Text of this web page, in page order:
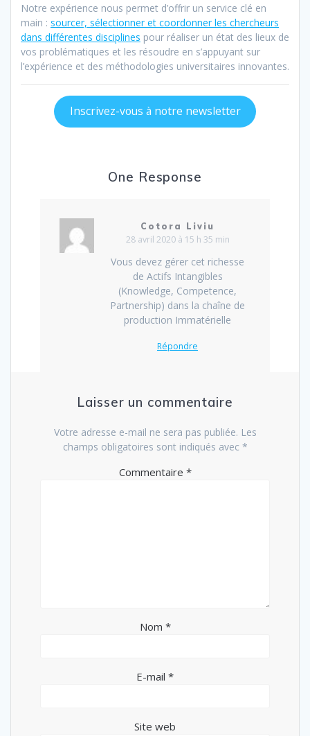
Notre expérience nous permet d’offrir un service clé en
main : sourcer, sélectionner et coordonner les chercheurs
dans différentes disciplines pour réaliser un état des lieux de
vos problématiques et les résoudre en s’appuyant sur
l’expérience et des méthodologies universitaires innovantes.
Inscrivez-vous à notre newsletter
One Response
Cotora Liviu
28 avril 2020 à 15 h 35 min
Vous devez gérer cet richesse
de Actifs Intangibles
(Knowledge, Competence,
Partnership) dans la chaîne de
production Immatérielle
Répondre
Laisser un commentaire
Votre adresse e-mail ne sera pas publiée. Les
champs obligatoires sont indiqués avec *
Commentaire *
Nom *
E-mail *
Site web